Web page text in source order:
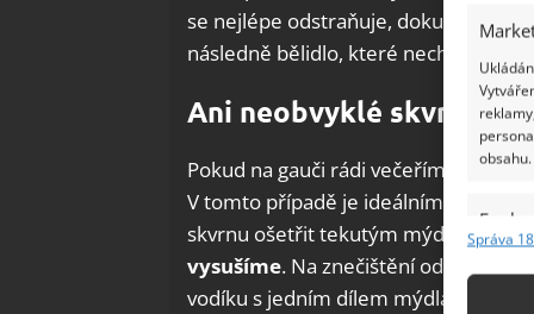
obsahu.
Funkce
Správa
se nejlépe odstraňuje, dokud je
následně bělidlo, které necháme
Ani neobvyklé skvrny
Pokud na gauči rádi večeříme, může
V tomto případě je ideálním řešením
skvrnu ošetřit tekutým mýdlem.
vysušíme. Na znečištění od mléka
vodíku s jedním dílem mýdla. Roztok